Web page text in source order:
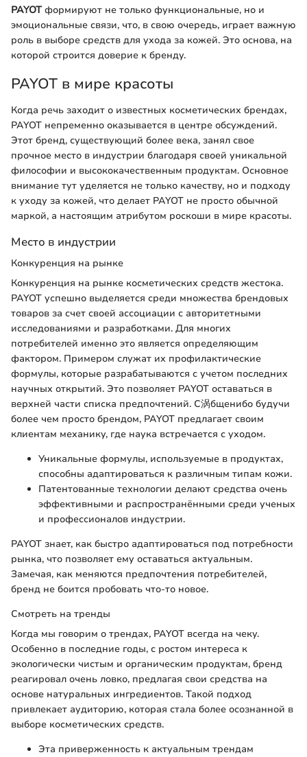
PAYOTформируют не только функциональные, но и
эмоциональные связи, что, в свою очередь, играет важную
роль в выборе средств для ухода за кожей. Это основа, на
которой строится доверие к бренду.
PAYOT в мире красоты
Когда речь заходит о известных косметических брендах,
PAYOT непременно оказывается в центре обсуждений.
Этот бренд, существующий более века, занял свое
прочное место в индустрии благодаря своей уникальной
философии и высококачественным продуктам. Основное
внимание тут уделяется не только качеству, но и подходу
к уходу за кожей, что делает PAYOT не просто обычной
маркой, а настоящим атрибутом роскоши в мире красоты.
Место в индустрии
Конкуренция на рынке
Конкуренция на рынке косметических средств жестока.
PAYOT успешно выделяется среди множества брендовых
товаров за счет своей ассоциации с авторитетными
исследованиями и разработками. Для многих
потребителей именно это являeтся определяющим
фактором. Примером служат их профилактические
формулы, которые разрабатываются с учетом последних
научных открытий. Это позволяет PAYOT оставаться в
верхней части списка предпочтений. С涡бщенибо будучи
более чем просто брендом, PAYOT предлагает своим
клиентам механику, где наука встречается с уходом.
Уникальные формулы, используемые в продуктах,
способны адаптироваться к различным типам кожи.
Патентованные технологии делают средства очень
эффективными и распространёнными среди ученых
и профессионалов индустрии.
PAYOT знает, как быстро адаптироваться под потребности
рынка, что позволяет ему оставаться актуальным.
Замечая, как меняются предпочтения потребителей,
бренд не боится пробовать что-то новое.
Смотреть на тренды
Когда мы говорим о трендах, PAYOT всегда на чеку.
Особенно в последние годы, с ростом интереса к
экологически чистым и органическим продуктам, бренд
реагировал очень ловко, предлагая свои средства на
основе натуральных ингредиентов. Такой подход
привлекает аудиторию, которая стала более осознанной в
выборе косметических средств.
Эта приверженность к актуальным трендам